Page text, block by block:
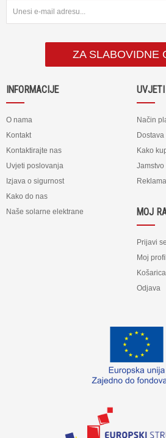
ZA SLABOVIDNE
INFORMACIJE
O nama
Kontakt
Kontaktirajte nas
Uvjeti poslovanja
Izjava o sigurnost
Kako do nas
Naše solarne elektrane
UVJETI
Način
Dostava
Kako
Jamstvo
MOJ
Prijavi se
Moj profil
Košarica
Odjava